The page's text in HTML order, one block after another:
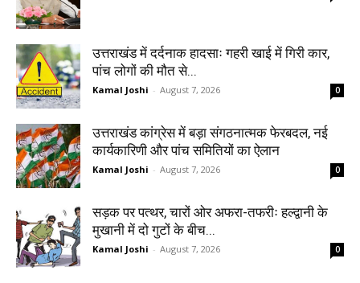
उत्तराखंड में दर्दनाक हादसाः गहरी खाई में गिरी कार,
पांच लोगों की मौत से...
Kamal Joshi - August 7, 2026 0
उत्तराखंड कांग्रेस में बड़ा संगठनात्मक फेरबदल, नई
कार्यकारिणी और पांच समितियों का ऐलान
Kamal Joshi - August 7, 2026 0
सड़क पर पत्थर, चारों ओर अफरा-तफरीः हल्द्वानी के
मुखानी में दो गुटों के बीच...
Kamal Joshi - August 7, 2026 0